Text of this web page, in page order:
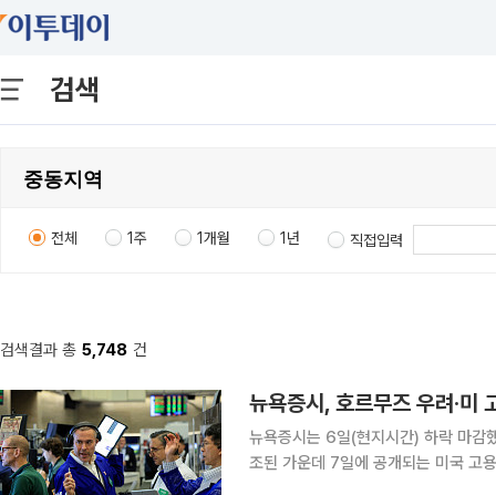
검색
전체 1주 1개월 1년 직접입력
검색결과 총 5,748 건
뉴욕증시는 6일(현지시간) 하락 마감
조된 가운데 7일에 공개되는 미국 고용